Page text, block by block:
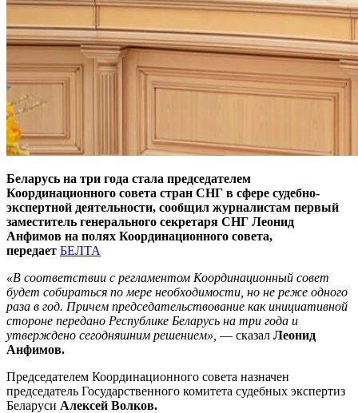
Беларусь на три года стала председателем
Координационного совета стран СНГ в сфере судебно-
экспертной деятельности, сообщил журналистам первый
заместитель генерального секретаря СНГ Леонид
Анфимов на полях Координационного совета,
передает БЕЛТА
«В соответствии с регламентом Координационный совет
будет собираться по мере необходимости, но не реже одного
раза в год. Причем председательствование как инициативной
стороне передано Республике Беларусь на три года и
утверждено сегодняшним решением», — сказал Леонид
Анфимов.
Председателем Координационного совета назначен
председатель Государственного комитета судебных экспертиз
Беларуси Алексей Волков.